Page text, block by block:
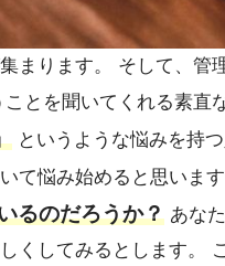
まります。 そして、管
とを聞いてくれる素直
というような悩みを持
て悩み始めると思います
るのだろうか？ あな
くしてみるとします。